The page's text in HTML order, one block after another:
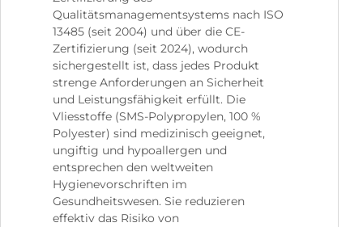
Qualitätsmanagementsystems nach ISO
13485 (seit 2004) und über die CE-
Zertifizierung (seit 2024), wodurch
sichergestellt ist, dass jedes Produkt
strenge Anforderungen an Sicherheit
und Leistungsfähigkeit erfüllt. Die
Vliesstoffe (SMS-Polypropylen, 100 %
Polyester) sind medizinisch geeignet,
ungiftig und hypoallergen und
entsprechen den weltweiten
Hygienevorschriften im
Gesundheitswesen. Sie reduzieren
effektiv das Risiko von